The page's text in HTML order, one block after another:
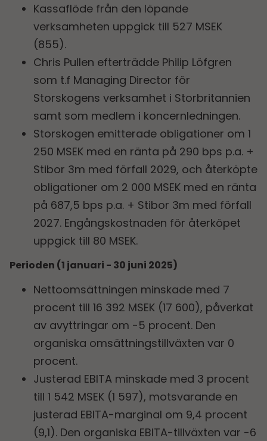
Kassaflöde från den löpande
verksamheten uppgick till 527 MSEK
(855).
Chris Pullen efterträdde Philip Löfgren
som t.f Managing Director för
Storskogens verksamhet i Storbritannien
samt som medlem i koncernledningen.
Storskogen emitterade obligationer om 1
250 MSEK med en ränta på 290 bps p.a. +
Stibor 3m med förfall 2029, och återköpte
obligationer om 2 000 MSEK med en ränta
på 687,5 bps p.a. + Stibor 3m med förfall
2027. Engångskostnaden för återköpet
uppgick till 80 MSEK.
Perioden (1 januari - 30 juni 2025)
Nettoomsättningen minskade med 7
procent till 16 392 MSEK (17 600), påverkat
av avyttringar om -5 procent. Den
organiska omsättningstillväxten var 0
procent.
Justerad EBITA minskade med 3 procent
till 1 542 MSEK (1 597), motsvarande en
justerad EBITA-marginal om 9,4 procent
(9,1). Den organiska EBITA-tillväxten var -6